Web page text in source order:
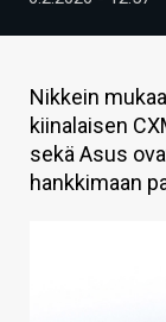
TECHBBS
TIETOA
HINTA.FI
KAUPPA
Nikkein
kiinalaisen
sekä Asus
hankkimaan